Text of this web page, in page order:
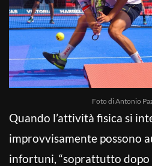
Foto di Antonio
Quando l’attività fisica si
improvvisamente possono
infortuni, “soprattutto dopo